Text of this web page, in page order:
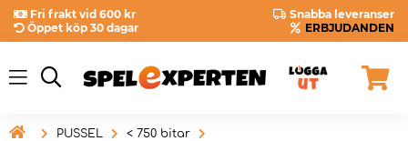
Fri frakt vid 600 kr
Snabba leveranser
Öppet köp 30 dagar
ERBJUDANDEN
 PUSSEL
< 750 bitar